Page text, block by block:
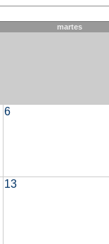
martes
6
13